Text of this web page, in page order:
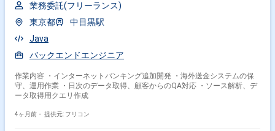
業務委託(フリーランス)
東京都
中目黒駅
Java
バックエンドエンジニア
作業内容 ・インターネットバンキング追加開発 ・海外送金システムの保
守、運用作業 ・日次のデータ取得、顧客からのQA対応 ・ソース解析、デ
ータ取得用クエリ作成
4ヶ月前・ 提供元: フリコン